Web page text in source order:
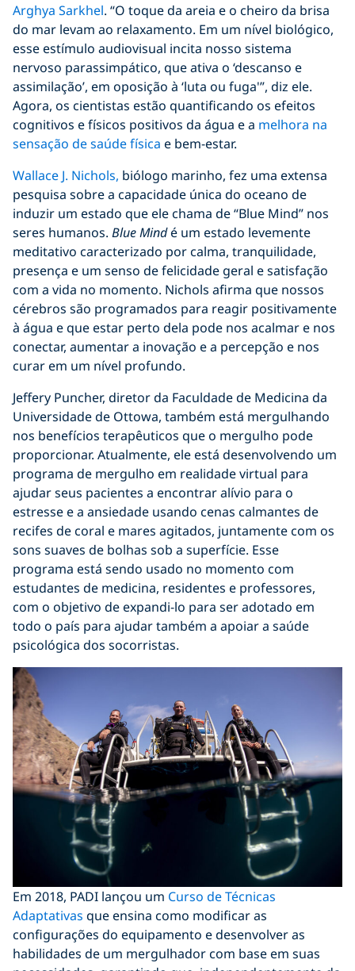
Arghya Sarkhel. “O toque da areia e o cheiro da brisa
do mar levam ao relaxamento. Em um nível biológico,
esse estímulo audiovisual incita nosso sistema
nervoso parassimpático, que ativa o ‘descanso e
assimilação’, em oposição à ‘luta ou fuga'”, diz ele.
Agora, os cientistas estão quantificando os efeitos
cognitivos e físicos positivos da água e a melhora na
sensação de saúde física e bem-estar.
Wallace J. Nichols, biólogo marinho, fez uma extensa
pesquisa sobre a capacidade única do oceano de
induzir um estado que ele chama de “Blue Mind” nos
seres humanos. Blue Mindé um estado levemente
meditativo caracterizado por calma, tranquilidade,
presença e um senso de felicidade geral e satisfação
com a vida no momento. Nichols afirma que nossos
cérebros são programados para reagir positivamente
à água e que estar perto dela pode nos acalmar e nos
conectar, aumentar a inovação e a percepção e nos
curar em um nível profundo.
Jeffery Puncher, diretor da Faculdade de Medicina da
Universidade de Ottowa, também está mergulhando
nos benefícios terapêuticos que o mergulho pode
proporcionar. Atualmente, ele está desenvolvendo um
programa de mergulho em realidade virtual para
ajudar seus pacientes a encontrar alívio para o
estresse e a ansiedade usando cenas calmantes de
recifes de coral e mares agitados, juntamente com os
sons suaves de bolhas sob a superfície. Esse
programa está sendo usado no momento com
estudantes de medicina, residentes e professores,
com o objetivo de expandi-lo para ser adotado em
todo o país para ajudar também a apoiar a saúde
psicológica dos socorristas.
Em 2018, PADI lançou um Curso de Técnicas
Adaptativas que ensina como modificar as
configurações do equipamento e desenvolver as
habilidades de um mergulhador com base em suas